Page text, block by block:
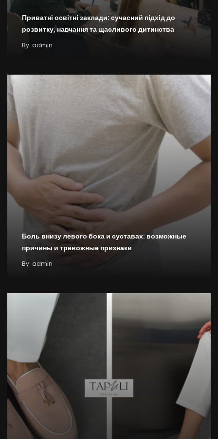
Приватні освітні заклади: сучасний підхід до
розвитку, навчання та щасливого дитинства
By admin
Боль внизу левого бока и суставах: возможные
причины и тревожные признаки
By admin